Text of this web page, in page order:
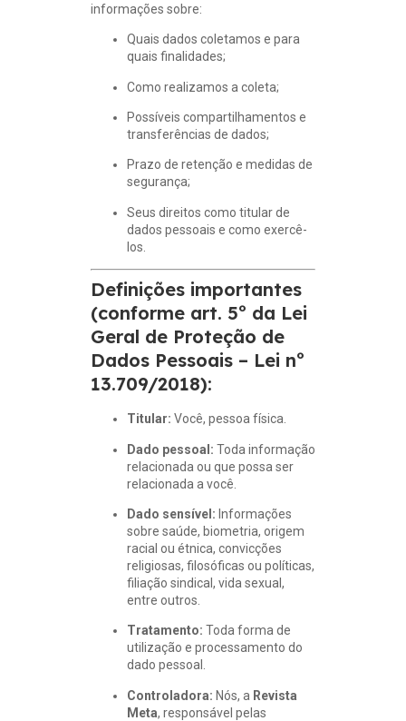
informações sobre:
Quais dados coletamos e para
quais finalidades;
Como realizamos a coleta;
Possíveis compartilhamentos e
transferências de dados;
Prazo de retenção e medidas de
segurança;
Seus direitos como titular de
dados pessoais e como exercê-
los.
Definições importantes
(conforme art. 5º da Lei
Geral de Proteção de
Dados Pessoais – Lei nº
13.709/2018):
Titular: Você, pessoa física.
Dado pessoal: Toda informação
relacionada ou que possa ser
relacionada a você.
Dado sensível: Informações
sobre saúde, biometria, origem
racial ou étnica, convicções
religiosas, filosóficas ou políticas,
filiação sindical, vida sexual,
entre outros.
Tratamento: Toda forma de
utilização e processamento do
dado pessoal.
Controladora: Nós, a Revista
Meta, responsável pelas